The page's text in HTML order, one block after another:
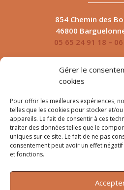
Gérer le
cookies
Pour offrir les meilleures expériences,
telles que les cookies pour stocker et/
appareils. Le fait de consentir à ces
traiter des données telles que le
uniques sur ce site. Le fait de ne pas
consentement peut avoir un effet
et fonctions.
854 Chemin des
46800
05 65 24 91 18 –
© 2026 Tous droits
Jours & Heures
Du lundi au dimanche